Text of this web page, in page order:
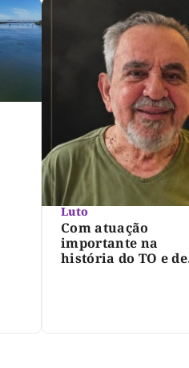
Luto
Com atuação
importante na
história do TO e de